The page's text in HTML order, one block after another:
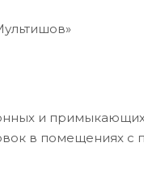
и
в помещениях с